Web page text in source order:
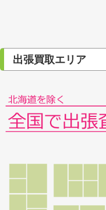
出張買取エリア